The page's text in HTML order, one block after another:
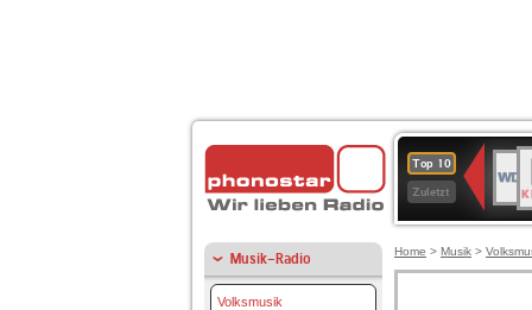
Top 10
Zuletzt
4
Musik-Radio
Volksmusik
Home > Musik >